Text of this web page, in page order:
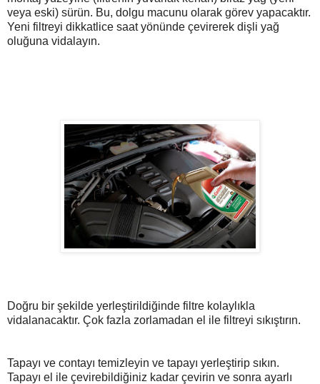
veya eski) sürün. Bu, dolgu macunu olarak görev yapacaktır.
Yeni filtreyi dikkatlice saat yönünde çevirerek dişli yağ
oluğuna vidalayın.
Doğru bir şekilde yerleştirildiğinde filtre kolaylıkla
vidalanacaktır. Çok fazla zorlamadan el ile filtreyi sıkıştırın.
Tapayı ve contayı temizleyin ve tapayı yerleştirip sıkın.
Tapayı el ile çevirebildiğiniz kadar çevirin ve sonra ayarlı